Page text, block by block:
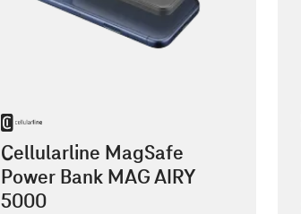
Cellularline MagSafe
Power Bank MAG AIRY
5000